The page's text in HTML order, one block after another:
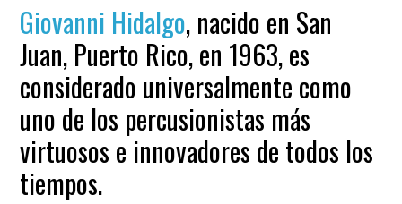
Giovanni Hidalgo, nacido en San
Juan, Puerto Rico, en 1963, es
considerado universalmente como
uno de los percusionistas más
virtuosos e innovadores de todos los
tiempos.